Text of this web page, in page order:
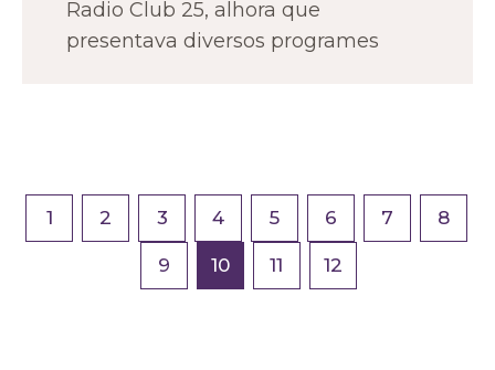
Radio Club 25, alhora que
presentava diversos programes
1 2 3 4 5 6 7 8
9 10 11 12